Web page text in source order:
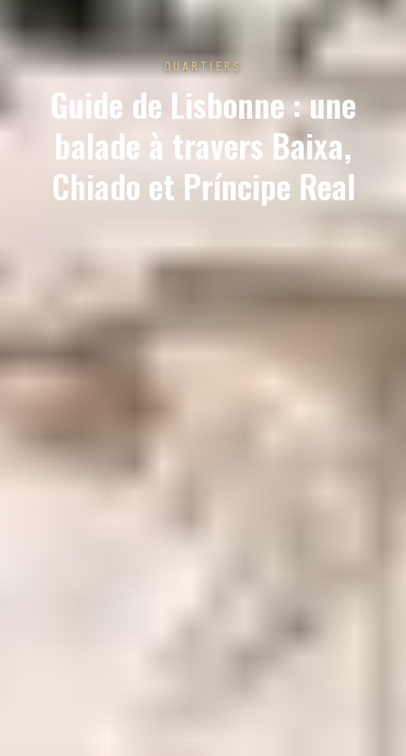
QUARTIERS
Guide de Lisbonne : une
balade à travers Baixa,
Chiado et Príncipe Real